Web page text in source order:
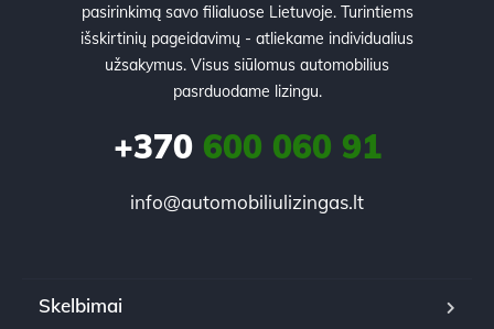
pasirinkimą savo filialuose Lietuvoje. Turintiems
išskirtinių pageidavimų - atliekame individualius
užsakymus. Visus siūlomus automobilius
pasrduodame lizingu.
+370600 060 91
info@automobiliulizingas.lt
Skelbimai